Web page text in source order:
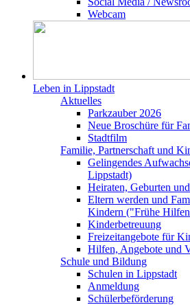
Webcam
Leben in Lippstadt
Aktuelles
Parkzauber 2026
Neue Broschüre für
Stadtfilm
Familie, Partnerschaft und
Gelingendes
Lippstadt)
Heiraten, Geburten
Eltern werden und
Kindern ("Frühe
Kinderbetreuung
Freizeitangebote für
Hilfen, Angebote und
Schule und Bildung
Schulen in Lippstadt
Anmeldung
Schülerbeförderung